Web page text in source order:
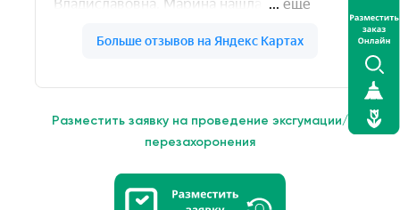
Разместить заявку на проведение эксгумации/
перезахоронения